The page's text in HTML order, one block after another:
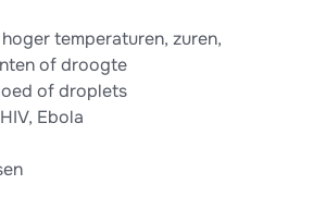
temperaturen, zuren,
of droogte
of droplets
Ebola